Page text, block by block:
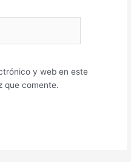
y web en este
que comente.